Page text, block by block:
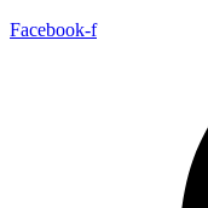
Facebook-f